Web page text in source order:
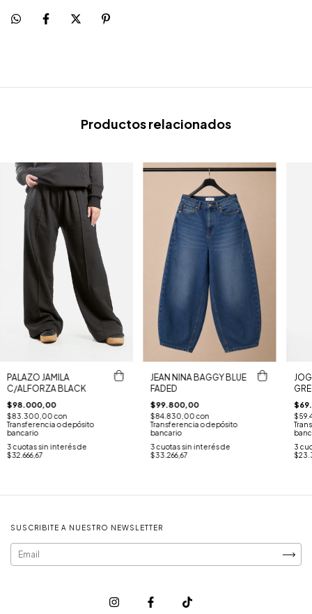
Productos relacionados
PALAZO JAMILA
C/ALFORZA BLACK
$98.000,00
$83.300,00con
Transferencia o depósito
bancario
3 cuotas sin interés de
$32.666,67
JEAN NINA BAGGY BLUE
FADED
$99.800,00
$84.830,00con
Transferencia o depósito
bancario
3 cuotas sin interés de
$33.266,67
3
SUSCRIBITE A NUESTRO NEWSLETTER